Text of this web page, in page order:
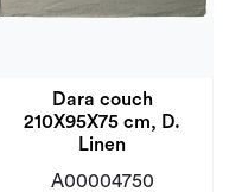
Dara couch
210X95X75 cm, D.
Linen
A00004750